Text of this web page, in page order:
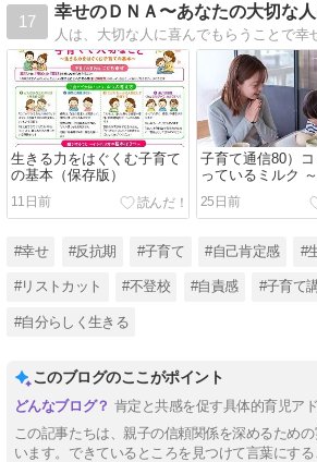
17
幸せのＤＮＡ〜あなたの大切な
生きる力をはぐくむ子育て
の基本（保存版）
11日前
子育て通信80）コ
っているミルク
いるところ」を見
育て
25日前
#幸せ #反抗期 #子育て #自己肯定感 #
#リストカット #不登校 #自責感 #子育て
#自分らしく生きる
このブログのここがポイント
肯定と共感を促す具体的育児ア
この記事たちは、親子の信頼関係を深めるため
います。できているところを見つけて言葉にす